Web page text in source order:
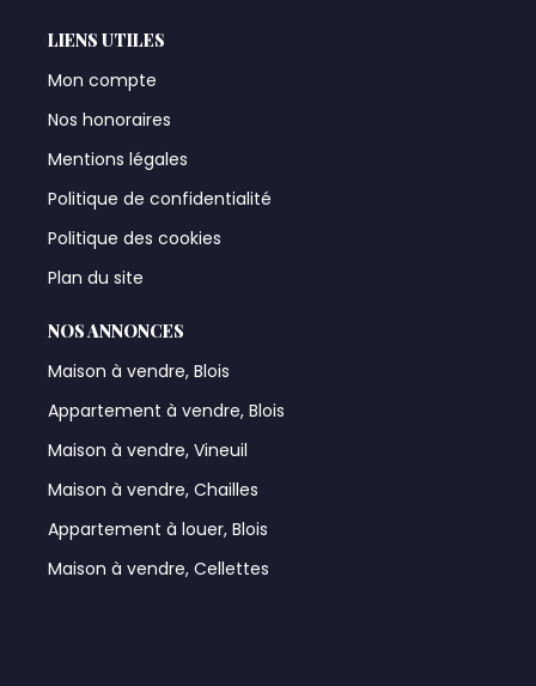
LIENS UTILES
Mon compte
Nos honoraires
Mentions légales
Politique de confidentialité
Politique des cookies
Plan du site
NOS ANNONCES
Maison à vendre, Blois
Appartement à vendre, Blois
Maison à vendre, Vineuil
Maison à vendre, Chailles
Appartement à louer, Blois
Maison à vendre, Cellettes